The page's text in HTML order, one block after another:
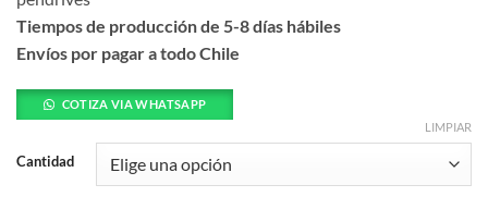
Tiempos de producción de 5-8 días hábiles
Envíos por pagar a todo Chile
COTIZA VIA WHATSAPP
Cantidad
LIMPIAR